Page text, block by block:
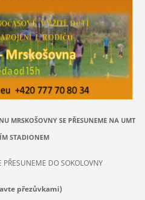
MRSKOŠOVNY SE PŘESUNEME NA UMT
STADIONEM
PŘESUNEME DO SOKOLOVNY
přezůvkami)